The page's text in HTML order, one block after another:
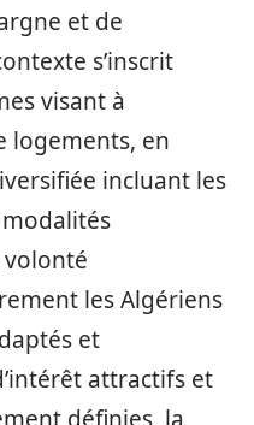
et de
s’inscrit
visant à
logements, en
incluant les
les Algériens
et
attractifs et